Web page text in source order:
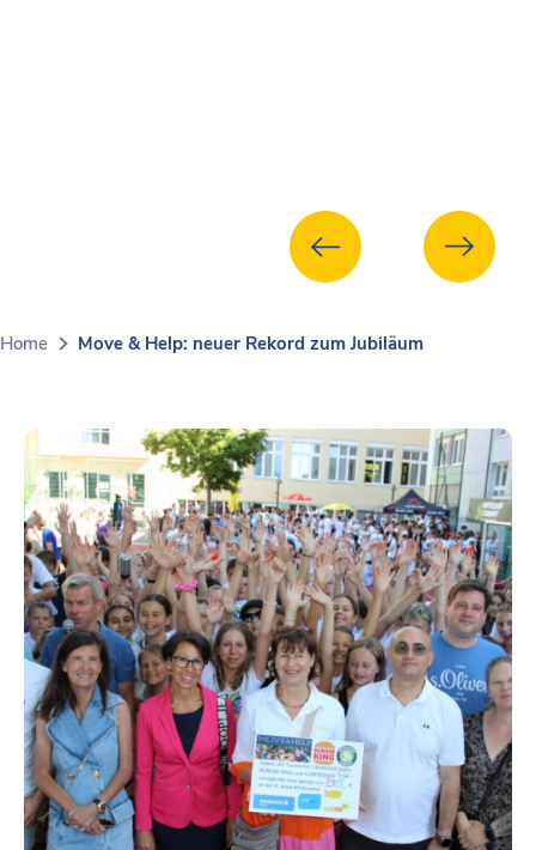
Home Move & Help: neuer Rekord zum Jubiläum